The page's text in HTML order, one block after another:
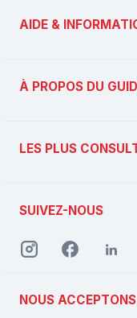
AIDE &
À PROPOS DU
LES PLUS
SUIVEZ-NOUS
NOUS